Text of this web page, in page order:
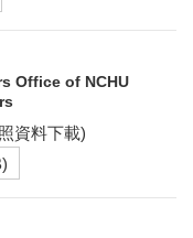
Office of NCHU
資料下載)